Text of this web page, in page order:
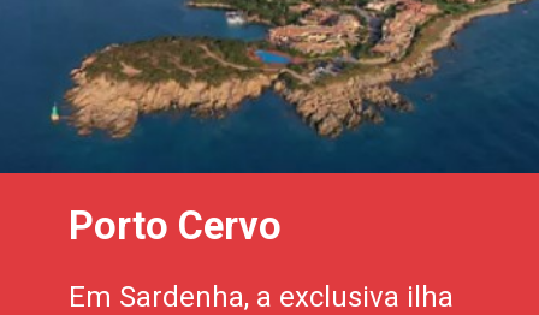
Em Sardenha, a exclusiva ilha
Porto Cervo